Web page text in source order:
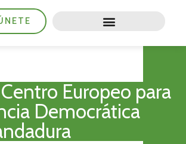
Europeo para
Democrática